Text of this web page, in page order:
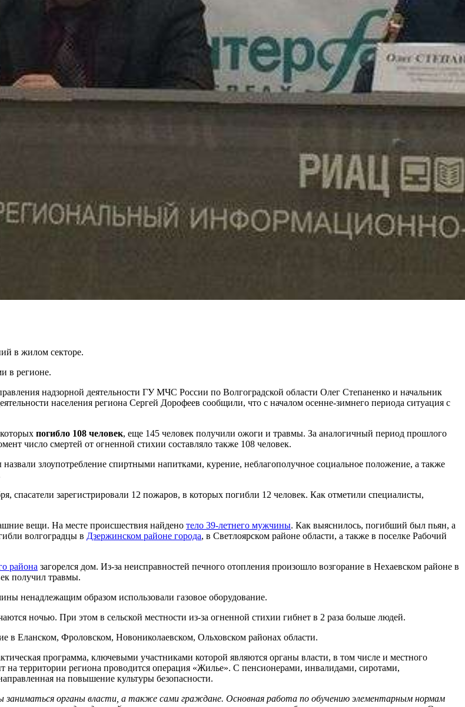
в жилом секторе.
в регионе.
надзорной деятельности ГУ МЧС России по Волгоградской области Олег Степаненко и начальник
населения региона Сергей Дорофеев сообщили, что с началом осенне-зимнего периода ситуация с
погибло 108 человек, еще 145 человек получили ожоги и травмы. За аналогичный период прошлого
число смертей от огненной стихии составляло также 108 человек.
злоупотребление спиртными напитками, курение, неблагополучное социальное положение, а также
спасатели зарегистрировали 12 пожаров, в которых погибли 12 человек. Как отметили специалисты,
вещи. На месте происшествия найдено тело 39-летнего мужчины. Как выяснилось, погибший был пьян, а
волгоградцы в Дзержинском районе города, в Светлоярском районе области, а также в поселке Рабочий
района загорелся дом. Из-за неисправностей печного отопления произошло возгорание в Нехаевском районе в
получил травмы.
ненадлежащим образом использовали газовое оборудование.
ночью. При этом в сельской местности из-за огненной стихии гибнет в 2 раза больше людей.
Еланском, Фроловском, Новониколаевском, Ольховском районах области.
программа, ключевыми участниками которой являются органы власти, в том числе и местного
на территории региона проводится операция «Жилье». С пенсионерами, инвалидами, сиротами,
на повышение культуры безопасности.
заниматься органы власти, а также сами граждане. Основная работа по обучению элементарным нормам